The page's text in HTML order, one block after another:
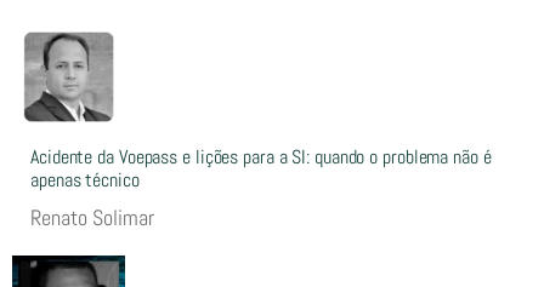
Acidente da Voepass e lições para a SI: quando o problema não é
apenas técnico
Renato Solimar